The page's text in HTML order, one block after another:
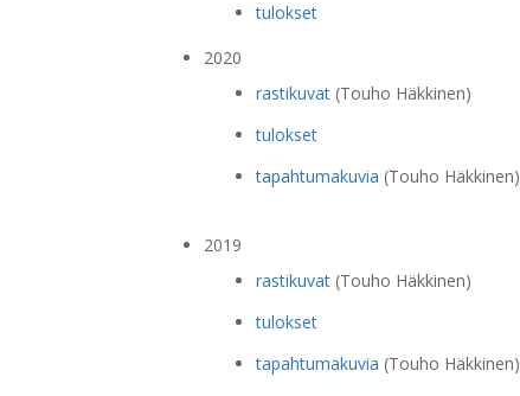
tulokset
2020
rastikuvat(Touho Häkkinen)
tulokset
tapahtumakuvia (Touho Häkkinen)
2019
rastikuvat(Touho Häkkinen)
tulokset
tapahtumakuvia (Touho Häkkinen)